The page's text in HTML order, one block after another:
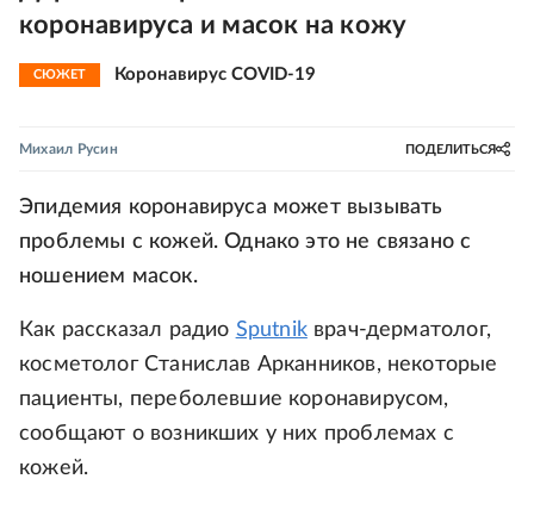
коронавируса и масок на кожу
СЮЖЕТ Коронавирус COVID-19
Михаил Русин ПОДЕЛИТЬСЯ
Эпидемия коронавируса может вызывать
проблемы с кожей. Однако это не связано с
ношением масок.
Как рассказал радио Sputnikврач-дерматолог,
косметолог Станислав Арканников, некоторые
пациенты, переболевшие коронавирусом,
сообщают о возникших у них проблемах с
кожей.